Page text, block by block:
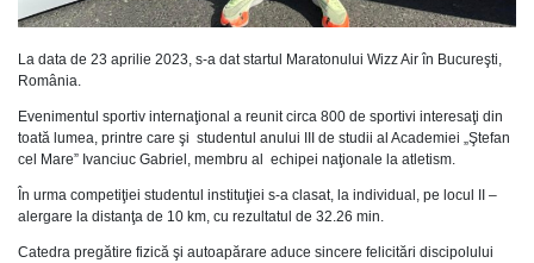
La data de 23 aprilie 2023, s-a dat startul Maratonului Wizz Air în Bucureşti,
România.
Evenimentul sportiv internaţional a reunit circa 800 de sportivi interesaţi din
toată lumea, printre care şi studentul anului III de studii al Academiei „Ştefan
cel Mare” Ivanciuc Gabriel, membru al echipei naţionale la atletism.
În urma competiţiei studentul instituţiei s-a clasat, la individual, pe locul II –
alergare la distanţa de 10 km, cu rezultatul de 32.26 min.
Catedra pregătire fizică şi autoapărare aduce sincere felicitări discipolului